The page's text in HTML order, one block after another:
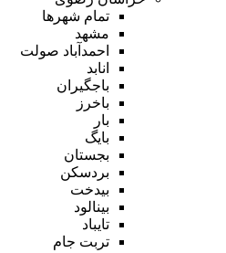
تمام شهر‌ها
مشهد
احمدآباد صولت
انابد
باجگیران
باخرز
بار
بایگ
بجستان
بردسکن
بیدخت
بینالود
تایباد
تربت جام